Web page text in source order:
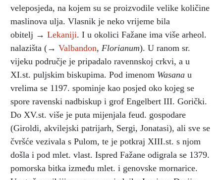
veleposjeda, na kojem su se proizvodile velike količine
maslinova ulja. Vlasnik je neko vrijeme bila
obitelj → Lekaniji. I u okolici Fažane ima više arheol.
nalazišta (→ Valbandon, Florianum). U ranom sr.
vijeku područje je pripadalo ravennskoj crkvi, a u
XI.st. puljskim biskupima. Pod imenom Wasana u
vrelima se 1197. spominje kao posjed oko kojeg se
spore ravenski nadbiskup i grof Engelbert III. Gorički.
Do XV.st. više je puta mijenjala feud. gospodare
(Giroldi, akvilejski patrijarh, Sergi, Jonatasi), ali sve se
čvršće vezivala s Pulom, te je potkraj XIII.st. s njom
došla i pod mlet. vlast. Ispred Fažane odigrala se 1379.
pomorska bitka između mlet. i genovske mornarice.